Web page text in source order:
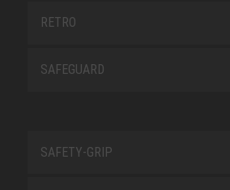
RETRO
SAFEGUARD
SAFETY-GRIP